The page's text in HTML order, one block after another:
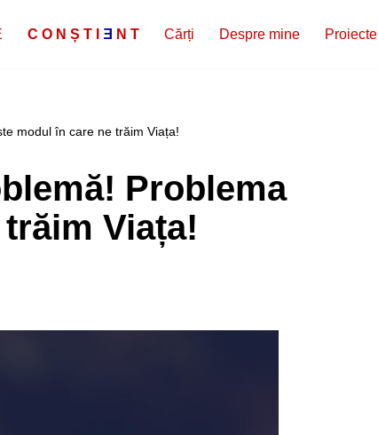
C O N Ș T E N T Cărți Despre mine Proiecte
modul în care ne trăim Viața!
Problema
Viața!